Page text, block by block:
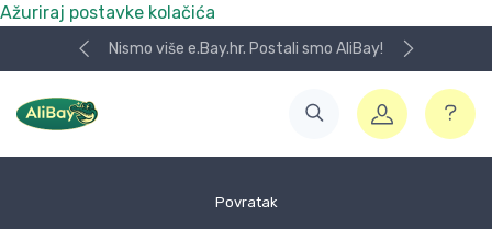
Ažuriraj postavke kolačića
Nismo više e.Bay.hr. Postali smo AliBay!
Povratak